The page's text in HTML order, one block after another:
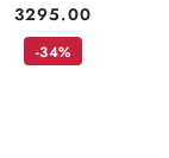
Cena:
3295.00
-34%